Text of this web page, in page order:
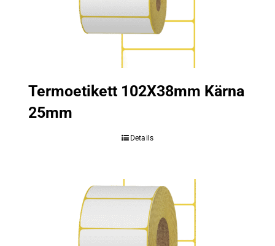
Termoetikett 102X38mm Kärna
25mm
Details